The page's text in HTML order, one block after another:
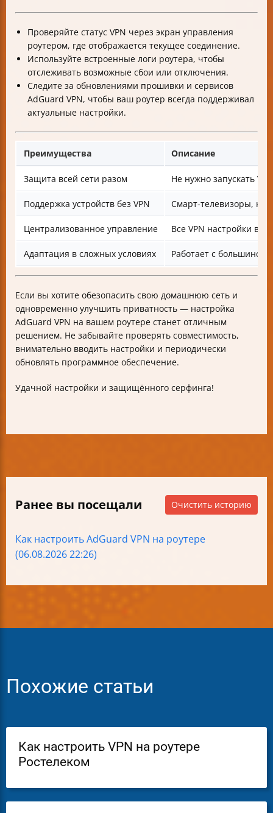
Проверяйте статус VPN через экран управления
роутером, где отображается текущее соединение.
Используйте встроенные логи роутера, чтобы
отслеживать возможные сбои или отключения.
Следите за обновлениями прошивки и сервисов
AdGuard VPN, чтобы ваш роутер всегда поддерживал
актуальные настройки.
Преимущества Описание
Защита всей сети разом Не нужно запускать
Поддержка устройств без VPN Смарт-телевизоры,
Централизованное управление Все VPN настройки в
Адаптация в сложных условиях Работает с
Если вы хотите обезопасить свою домашнюю сеть и
одновременно улучшить приватность — настройка
AdGuard VPN на вашем роутере станет отличным
решением. Не забывайте проверять совместимость,
внимательно вводить настройки и периодически
обновлять программное обеспечение.
Удачной настройки и защищённого серфинга!
Ранее вы посещали Очистить историю
Как настроить AdGuard VPN на роутере
(06.08.2026 22:26)
Похожие статьи
Как настроить VPN на роутере
Ростелеком